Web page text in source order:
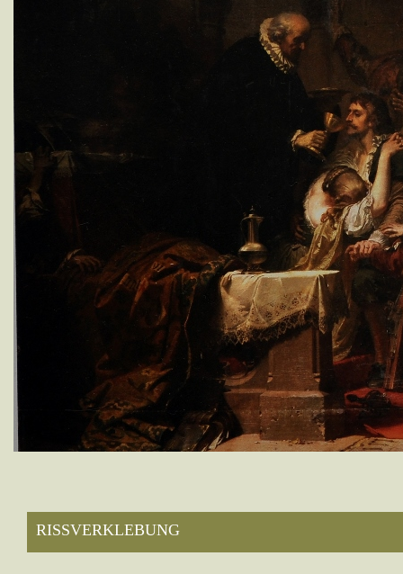
RISSVERKLEBUNG